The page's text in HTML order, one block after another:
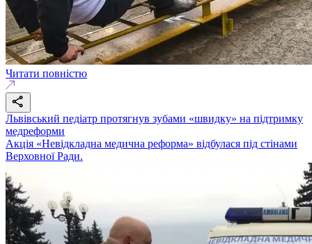
Читати повністю
Львівський педіатр протягнув зубами «швидку» на підтримку
медреформи
Акція «Невідкладна медична реформа» відбулася під стінами
Верховної Ради.